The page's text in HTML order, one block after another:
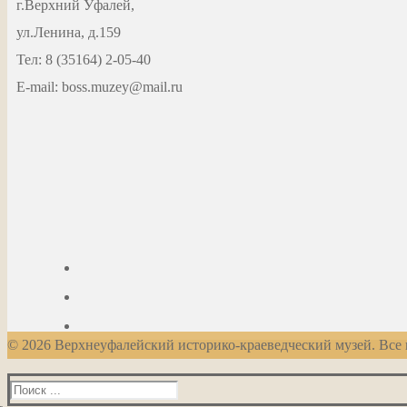
г.Верхний Уфалей,
ул.Ленина, д.159
Тел: 8 (35164) 2-05-40
Е-mail: boss.muzey@mail.ru
© 2026 Верхнеуфалейский историко-краеведческий музей.
Найти: